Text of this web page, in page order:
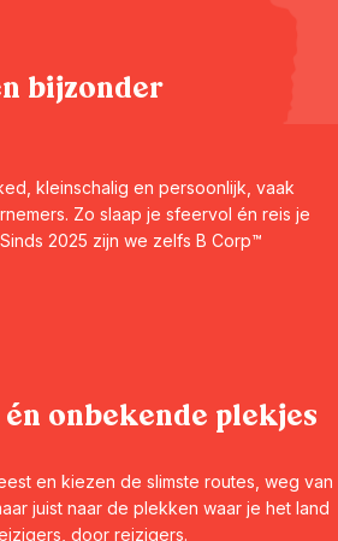
bijzonder
kleinschalig en persoonlijk, vaak
Zo slaap je sfeervol én reis je
2025 zijn we zelfs B Corp™
onbekende plekjes
en kiezen de slimste routes, weg van
juist naar de plekken waar je het land
door reizigers.